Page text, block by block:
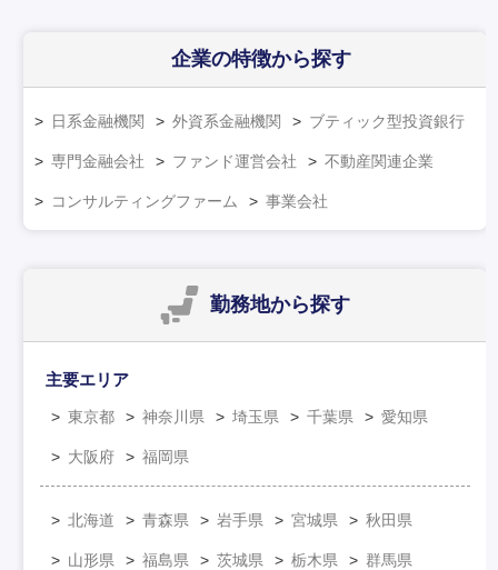
企業の特徴から探す
日系金融機関 外資系金融機関 ブティック型投資銀行
専門金融会社 ファンド運営会社 不動産関連企業
コンサルティングファーム 事業会社
勤務地から探す
主要エリア
東京都 神奈川県 埼玉県 千葉県 愛知県
大阪府 福岡県
北海道 青森県 岩手県 宮城県 秋田県
山形県 福島県 茨城県 栃木県 群馬県